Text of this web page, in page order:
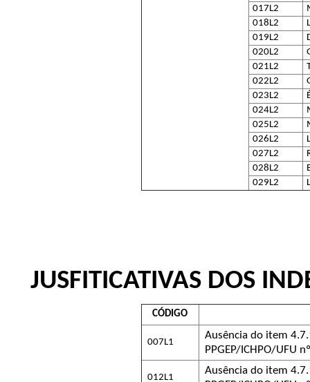
017L2
018L2
019L2
020L2
021L2
022L2
023L2
024L2
025L2
026L2
027L2
028L2
029L2
JUSFITICATIVAS DOS
CÓDIGO
007L1
Ausência do item
PPGEP/ICHPO/UFU
012L1
Ausência do item